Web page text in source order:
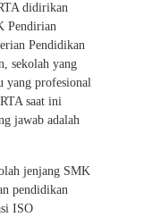
didirikan
Pendirian
Pendidikan
sekolah yang
yang profesional
saat ini
jawab adalah
jenjang SMK
pendidikan
ISO